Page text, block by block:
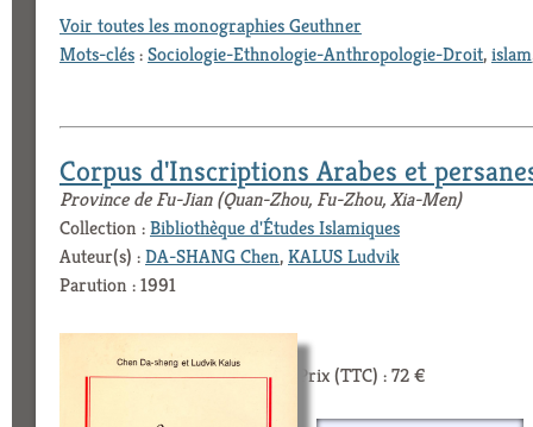
Voir toutes les monographies Geuthner
Mots-clés:Sociologie-Ethnologie-Anthropologie-Droit,islam
Corpus d'Inscriptions Arabes et
Province de Fu-Jian (Quan-Zhou, Fu-Zhou, Xia-Men)
Collection :Bibliothèque d'Études Islamiques
Auteur(s) :DA-SHANG Chen,KALUS Ludvik
Parution : 1991
Prix (TTC) : 72 €